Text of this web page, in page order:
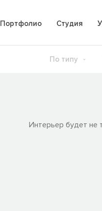
Портфолио Студия
По типу
Интерьер будет не